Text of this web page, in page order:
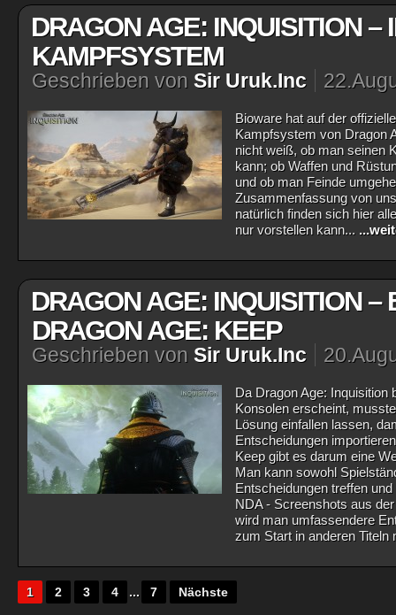
DRAGON AGE: INQUISITION –
KAMPFSYSTEM
Geschrieben von Sir Uruk.Inc
Bioware hat auf der
Kampfsystem von Dragon
nicht weiß, ob man seinen
kann; ob Waffen und
und ob man Feinde
Zusammenfassung von
natürlich finden sich hier
nur vorstellen kann...
DRAGON AGE: INQUISITION –
DRAGON AGE: KEEP
Geschrieben von Sir Uruk.Inc
Da Dragon Age: Inquisition
Konsolen erscheint,
Lösung einfallen lassen,
Entscheidungen
Keep gibt es darum eine
Man kann sowohl
Entscheidungen treffen
NDA - Screenshots aus
wird man umfassendere
zum Start in anderen Titeln
1 2 3 4 ... 7 Nächste